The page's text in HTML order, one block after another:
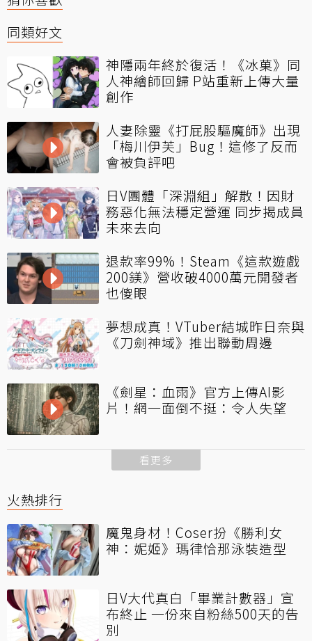
同類好文
神隱兩年終於復活！《冰菓》同
人神繪師回歸 P站重新上傳大量
創作
人妻除靈《打屁股驅魔師》出現
「梅川伊芙」Bug！這修了反而
會被負評吧
日V團體「深淵組」解散！因財
務惡化無法穩定營運 同步揭成員
未來去向
退款率99%！Steam《這款遊戲
200鎂》營收破4000萬元開發者
也傻眼
夢想成真！VTuber結城昨日奈與
《刀劍神域》推出聯動周邊
《劍星：血雨》官方上傳AI影
片！網一面倒不挺：令人失望
看更多
火熱排行
魔鬼身材！Coser扮《勝利女
神：妮姬》瑪律恰那泳裝造型
日V大代真白「畢業計數器」宣
布終止 一份來自粉絲500天的告
別